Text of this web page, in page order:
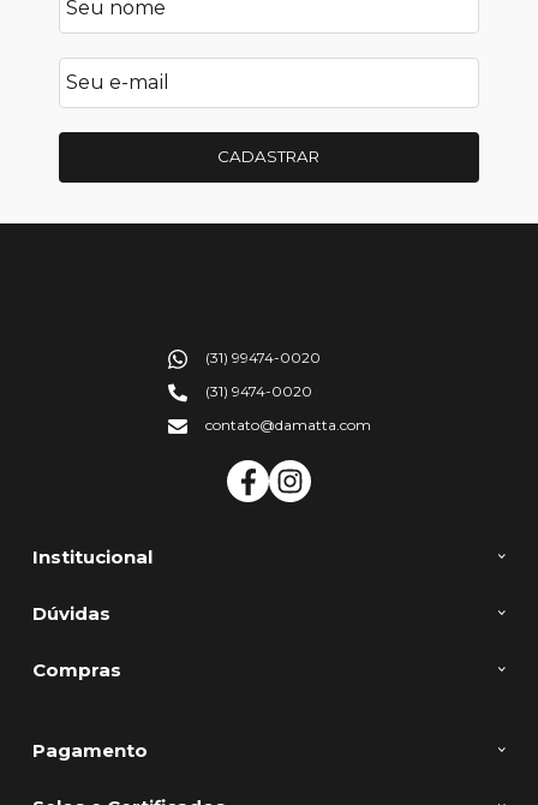
CADASTRAR
Institucional
Dúvidas
Compras
(31) 99474-0020
(31) 9474-0020
contato@damatta.com
Pagamento